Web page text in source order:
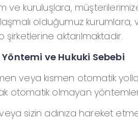
ve kuruluşlara,
olduğumuz kurumlara,
aktarılmaktadır.
ve Hukuki Sebebi
veya kısmen otomatik
otomatik olmayan
sizin adınıza hareket